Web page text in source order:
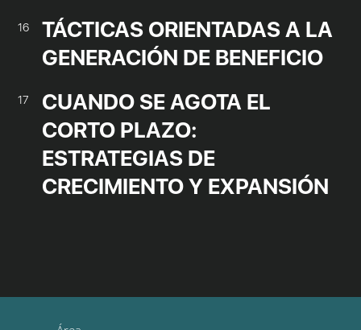
16
TÁCTICAS ORIENTADAS A LA
GENERACIÓN DE BENEFICIO
17
CUANDO SE AGOTA EL
CORTO PLAZO:
ESTRATEGIAS DE
CRECIMIENTO Y EXPANSIÓN